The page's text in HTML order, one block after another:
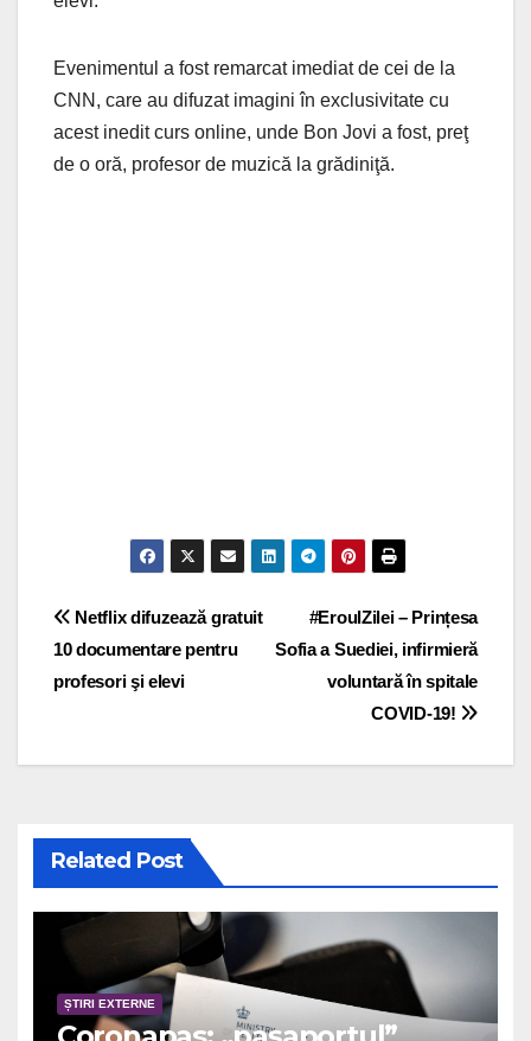
Evenimentul a fost remarcat imediat de cei de la
CNN, care au difuzat imagini în exclusivitate cu
acest inedit curs online, unde Bon Jovi a fost, preţ
de o oră, profesor de muzică la grădiniţă.
Post navigation#EroulZilei – Prințesa
Sofia a Suediei, infirmieră
voluntară în spitale
COVID-19!
Netflix difuzează gratuit
10 documentare pentru
profesori şi elevi
Related Post
ȘTIRI EXTERNE